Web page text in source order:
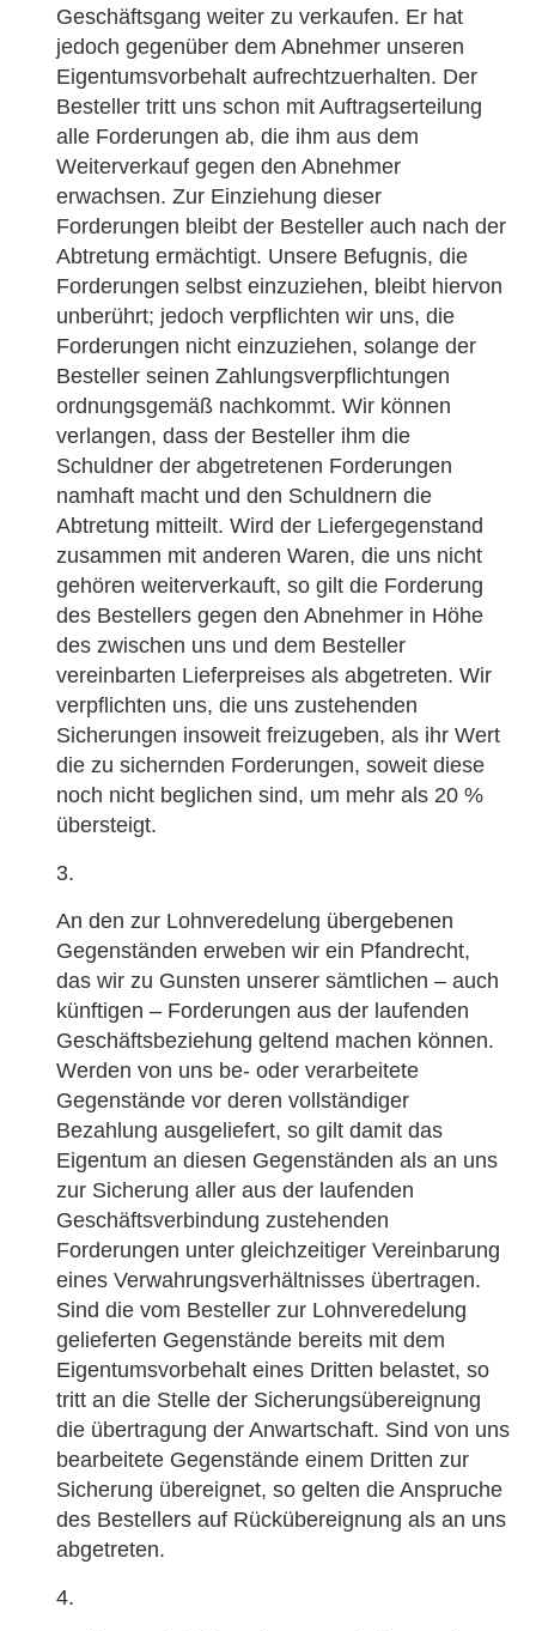
Geschäftsgang weiter zu verkaufen. Er hat
jedoch gegenüber dem Abnehmer unseren
Eigentumsvorbehalt aufrechtzuerhalten. Der
Besteller tritt uns schon mit Auftragserteilung
alle Forderungen ab, die ihm aus dem
Weiterverkauf gegen den Abnehmer
erwachsen. Zur Einziehung dieser
Forderungen bleibt der Besteller auch nach der
Abtretung ermächtigt. Unsere Befugnis, die
Forderungen selbst einzuziehen, bleibt hiervon
unberührt; jedoch verpflichten wir uns, die
Forderungen nicht einzuziehen, solange der
Besteller seinen Zahlungsverpflichtungen
ordnungsgemäß nachkommt. Wir können
verlangen, dass der Besteller ihm die
Schuldner der abgetretenen Forderungen
namhaft macht und den Schuldnern die
Abtretung mitteilt. Wird der Liefergegenstand
zusammen mit anderen Waren, die uns nicht
gehören weiterverkauft, so gilt die Forderung
des Bestellers gegen den Abnehmer in Höhe
des zwischen uns und dem Besteller
vereinbarten Lieferpreises als abgetreten. Wir
verpflichten uns, die uns zustehenden
Sicherungen insoweit freizugeben, als ihr Wert
die zu sichernden Forderungen, soweit diese
noch nicht beglichen sind, um mehr als 20 %
übersteigt.
An den zur Lohnveredelung übergebenen
Gegenständen erweben wir ein Pfandrecht,
das wir zu Gunsten unserer sämtlichen – auch
künftigen – Forderungen aus der laufenden
Geschäftsbeziehung geltend machen können.
Werden von uns be- oder verarbeitete
Gegenstände vor deren vollständiger
Bezahlung ausgeliefert, so gilt damit das
Eigentum an diesen Gegenständen als an uns
zur Sicherung aller aus der laufenden
Geschäftsverbindung zustehenden
Forderungen unter gleichzeitiger Vereinbarung
eines Verwahrungsverhältnisses übertragen.
Sind die vom Besteller zur Lohnveredelung
gelieferten Gegenstände bereits mit dem
Eigentumsvorbehalt eines Dritten belastet, so
tritt an die Stelle der Sicherungsübereignung
die übertragung der Anwartschaft. Sind von uns
bearbeitete Gegenstände einem Dritten zur
Sicherung übereignet, so gelten die Anspruche
des Bestellers auf Rückübereignung als an uns
abgetreten.